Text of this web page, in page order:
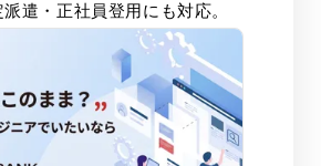
遣・正社員登用にも対応。